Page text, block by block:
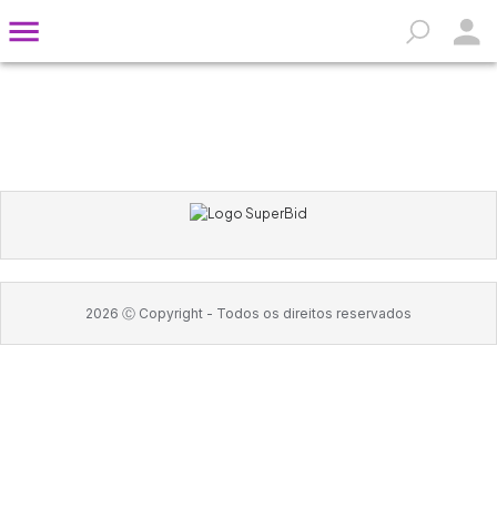
2026 Ⓒ Copyright - Todos os direitos reservados